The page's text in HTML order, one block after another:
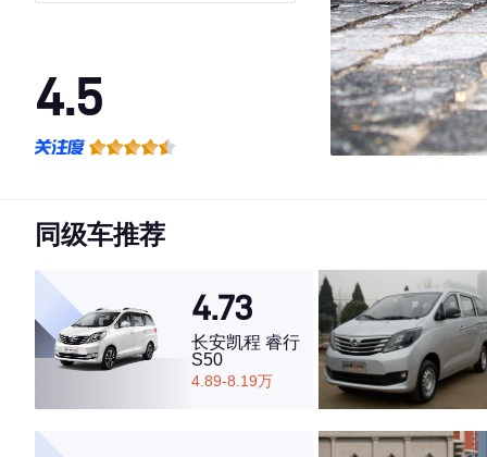
4.5
·空间表现一般，低于56%同级车
同级车推荐
4.73
长安凯程 睿行
S50
4.89-8.19万